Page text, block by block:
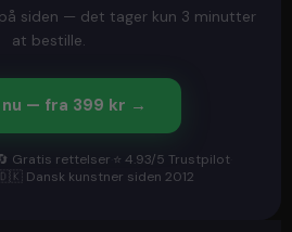
siden — det tager kun 3 minutter
at bestille.
— fra 399 kr →
Gratis rettelser ⭐ 4.93/5 Trustpilot
🇩🇰 Dansk kunstner siden 2012